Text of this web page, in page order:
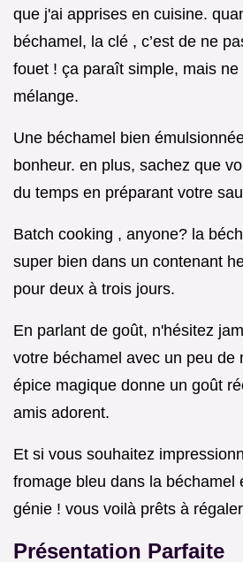
que j'ai apprises en cuisine.
béchamel, la clé , c’est de ne
fouet ! ça paraît simple, mais
mélange.
Une béchamel bien
bonheur. en plus, sachez que
du temps en préparant votre
Batch cooking , anyone? la
super bien dans un contenant
pour deux à trois jours.
En parlant de goût, n'hésitez
votre béchamel avec un peu de
épice magique donne un goût
amis adorent.
Et si vous souhaitez
fromage bleu dans la béchamel
génie ! vous voilà prêts à
Présentation Parfaite